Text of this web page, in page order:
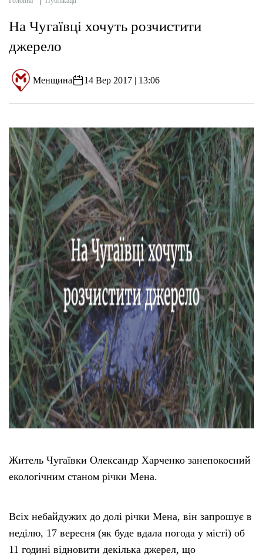
На Чугаївці хочуть розчистити
джерело
Менщина 14 Вер 2017 | 13:06
Житель Чугаївки Олександр Харченко занепокоєний
екологічним станом річки Мена.
Всіх небайдужих до долі річки Мена, він запрошує в
неділю, 17 вересня (як буде вдала погода у місті) об
11 годині відновити декілька джерел, що